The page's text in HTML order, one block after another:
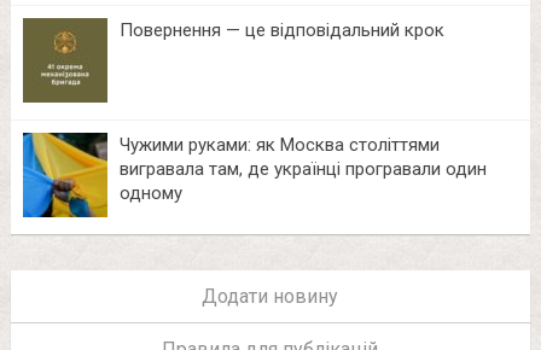
Повернення — це відповідальний крок
Чужими руками: як Москва століттями
вигравала там, де українці програвали один
одному
Додати новину